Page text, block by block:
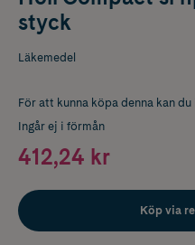
styck
Läkemedel
För att kunna köpa denna kan
Ingår ej i förmån
412,24 kr
Köp via